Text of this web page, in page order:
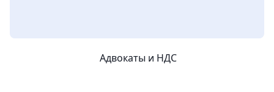
Адвокаты и НДС